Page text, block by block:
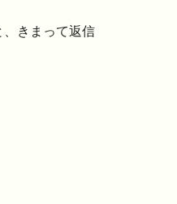
きまって返信